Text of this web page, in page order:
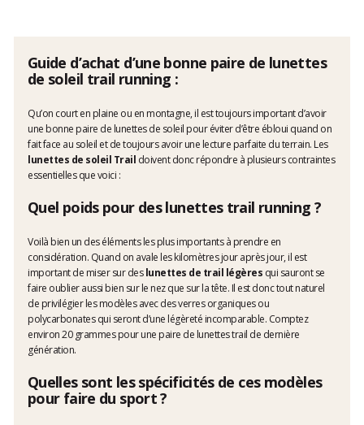
Guide d’achat d’une bonne paire de lunettes
de soleil trail running :
Qu’on court en plaine ou en montagne, il est toujours important d’avoir
une bonne paire de lunettes de soleil pour éviter d’être ébloui quand on
fait face au soleil et de toujours avoir une lecture parfaite du terrain. Les
lunettes de soleil Trail doivent donc répondre à plusieurs contraintes
essentielles que voici :
Quel poids pour des lunettes trail running ?
Voilà bien un des éléments les plus importants à prendre en
considération. Quand on avale les kilomètres jour après jour, il est
important de miser sur deslunettes de trail légères qui sauront se
faire oublier aussi bien sur le nez que sur la tête. Il est donc tout naturel
de privilégier les modèles avec des verres organiques ou
polycarbonates qui seront d’une légèreté incomparable. Comptez
environ 20 grammes pour une paire de lunettes trail de dernière
génération.
Quelles sont les spécificités de ces modèles
pour faire du sport ?